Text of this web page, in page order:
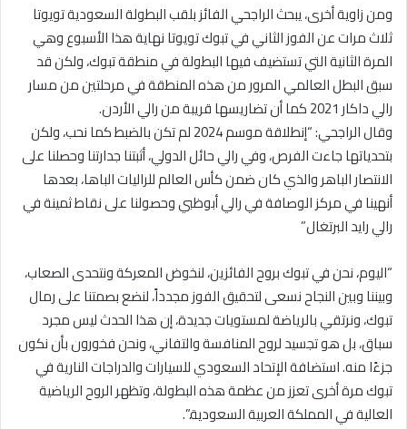
ومن زاوية أخرى، يبحث الراجحي الفائز بلقب البطولة السعودية تويوتا
ثلاث مرات عن الفوز الثاني في تبوك تويوتا نهاية هذا الأسبوع وهي
المرة الثانية التي تستضيف فيها البطولة في منطقة تبوك، ولكن قد
سبق البطل العالمي المرور من هذه المنطقة في مرحلتين من مسار
رالي داكار 2021 كما أن تضاريسها قريبة من رالي الأردن.
وقال الراجحي: “إنطلاقة موسم 2024 لم تكن بالضبط كما نحب، ولكن
بتحدياتها جاءت الفرص، وفي رالي حائل الدولي، أثبتنا جدارتنا وحصلنا على
الانتصار الباهر والذي كان ضمن كأس العالم للراليات الباها، بعدها
أنهينا في مركز الوصافة في رالي أبوظبي وحصولنا على نقاط ثمينة في
رالي رايد البرتغال”
“اليوم، نحن في تبوك بروح الفائزين، لنخوض المعركة ونتحدى الصعاب،
وبيننا وبين النجاح نسعى لتحقيق الفوز مجدداً، لنضع بصمتنا على رمال
تبوك، ونرتقي بالرياضة لمستويات جديدة، إن هذا الحدث ليس مجرد
سباق، بل هو تجسيد لروح المنافسة والتفاني، ونحن فخورون بأن نكون
جزءًا منه. استضافة الإتحاد السعودي للسيارات والدراجات النارية في
تبوك مرة أخرى تعزز من عظمة هذه البطولة، وتظهر الروح الرياضية
العالية في المملكة العربية السعودية.”.